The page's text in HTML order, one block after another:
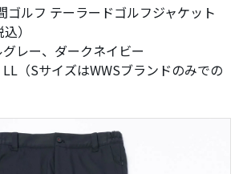
ルフ テーラードゴルフジャケット
）
レー、ダークネイビー
（SサイズはWWSブランドのみでの